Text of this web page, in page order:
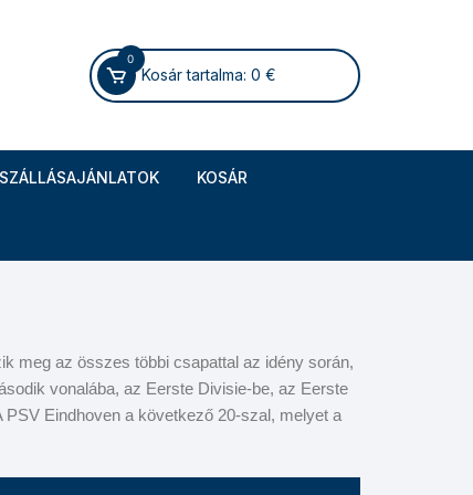
0
Kosár tartalma: 0 €
SZÁLLÁSAJÁNLATOK KOSÁR
meg az összes többi csapattal az idény során,
vonalába, az Eerste Divisie-be, az Eerste
Eindhoven a következő 20-szal, melyet a